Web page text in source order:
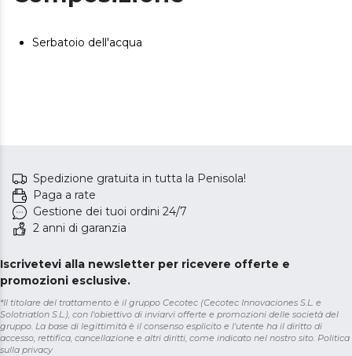
Serbatoio dell'acqua
Spedizione gratuita in tutta la Penisola!
Paga a rate
Gestione dei tuoi ordini 24/7
2 anni di garanzia
Iscrivetevi alla newsletter per ricevere offerte e
promozioni esclusive.
*Il titolare del trattamento è il gruppo Cecotec (Cecotec Innovaciones S.L. e
Solotriatlon S.L.), con l'obiettivo di inviarvi offerte e promozioni delle società del
gruppo. La base di legittimità è il consenso esplicito e l'utente ha il diritto di
accesso, rettifica, cancellazione e altri diritti, come indicato nel nostro sito. Politica
sulla privacy